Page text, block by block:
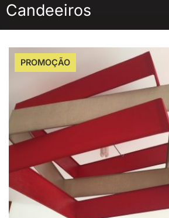
Candeeiros
PROMOÇÃO